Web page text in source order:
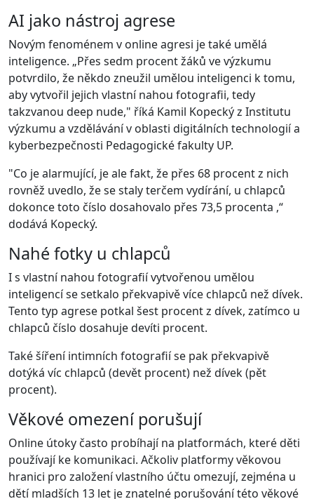
AI jako nástroj agrese
Novým fenoménem v online agresi je také umělá
inteligence. „Přes sedm procent žáků ve výzkumu
potvrdilo, že někdo zneužil umělou inteligenci k tomu,
aby vytvořil jejich vlastní nahou fotografii, tedy
takzvanou deep nude," říká Kamil Kopecký z Institutu
výzkumu a vzdělávání v oblasti digitálních technologií a
kyberbezpečnosti Pedagogické fakulty UP.
"Co je alarmující, je ale fakt, že přes 68 procent z nich
rovněž uvedlo, že se staly terčem vydírání, u chlapců
dokonce toto číslo dosahovalo přes 73,5 procenta ,“
dodává Kopecký.
Nahé fotky u chlapců
I s vlastní nahou fotografií vytvořenou umělou
inteligencí se setkalo překvapivě více chlapců než dívek.
Tento typ agrese potkal šest procent z dívek, zatímco u
chlapců číslo dosahuje devíti procent.
Také šíření intimních fotografií se pak překvapivě
dotýká víc chlapců (devět procent) než dívek (pět
procent).
Věkové omezení porušují
Online útoky často probíhají na platformách, které děti
používají ke komunikaci. Ačkoliv platformy věkovou
hranici pro založení vlastního účtu omezují, zejména u
dětí mladších 13 let je znatelné porušování této věkové